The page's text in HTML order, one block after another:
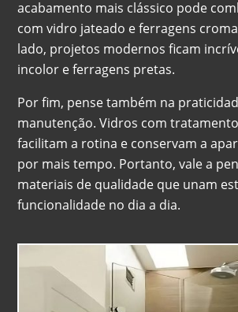
acabamento mais clássico pode
com vidro jateado e ferragens
lado, projetos modernos ficam
incolor e ferragens pretas.
Por fim, pense também na
manutenção. Vidros com
facilitam a rotina e conservam a
por mais tempo. Portanto, vale a
materiais de qualidade que unam
funcionalidade no dia a dia.